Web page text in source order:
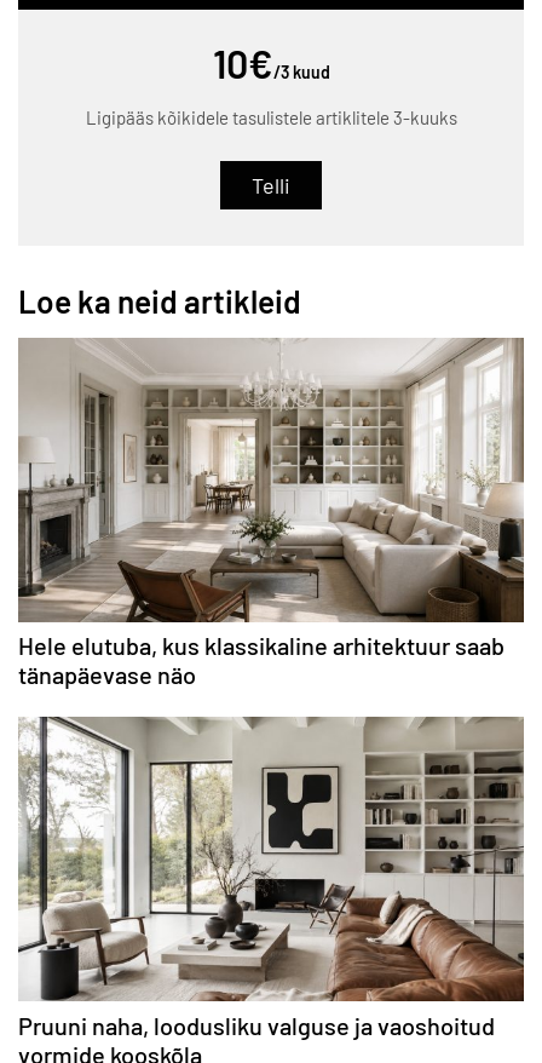
10€/3 kuud
Ligipääs kõikidele tasulistele artiklitele 3-kuuks
Telli
Loe ka neid artikleid
Hele elutuba, kus klassikaline arhitektuur saab
tänapäevase näo
Pruuni naha, loodusliku valguse ja vaoshoitud
vormide kooskõla